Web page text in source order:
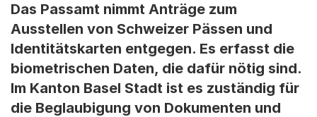
Das Passamt nimmt Anträge zum
Ausstellen von Schweizer Pässen und
Identitätskarten entgegen. Es erfasst die
biometrischen Daten, die dafür nötig sind.
Im Kanton Basel Stadt ist es zuständig für
die Beglaubigung von Dokumenten und